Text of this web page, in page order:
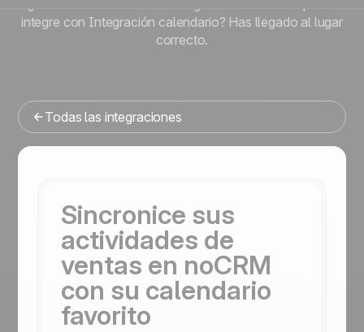
integre con Integración calendario? Has llegado al lugar
correcto.
Todas las integraciones
Sincronice sus
actividades de
ventas en noCRM
con su calendario
favorito